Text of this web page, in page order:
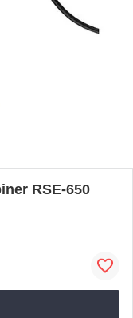
RSE-650